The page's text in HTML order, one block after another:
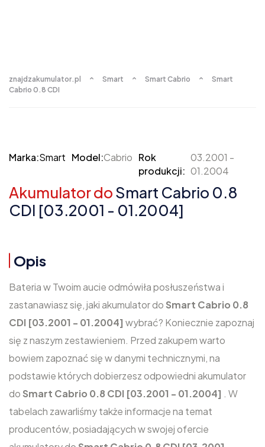
znajdzakumulator.pl Smart Smart Cabrio
Smart
Cabrio 0.8 CDI
Marka:Smart Model:Cabrio Rok
produkcji:
03.2001 -
01.2004
Akumulator doSmart Cabrio 0.8
CDI [03.2001 - 01.2004]
Opis
Bateria w Twoim aucie odmówiła posłuszeństwa i
zastanawiasz się, jaki akumulator do Smart Cabrio 0.8
CDI [03.2001 - 01.2004] wybrać? Koniecznie zapoznaj
się z naszym zestawieniem. Przed zakupem warto
bowiem zapoznać się w danymi technicznymi, na
podstawie których dobierzesz odpowiedni akumulator
do Smart Cabrio 0.8 CDI [03.2001 - 01.2004] . W
tabelach zawarliśmy także informacje na temat
producentów, posiadających w swojej ofercie